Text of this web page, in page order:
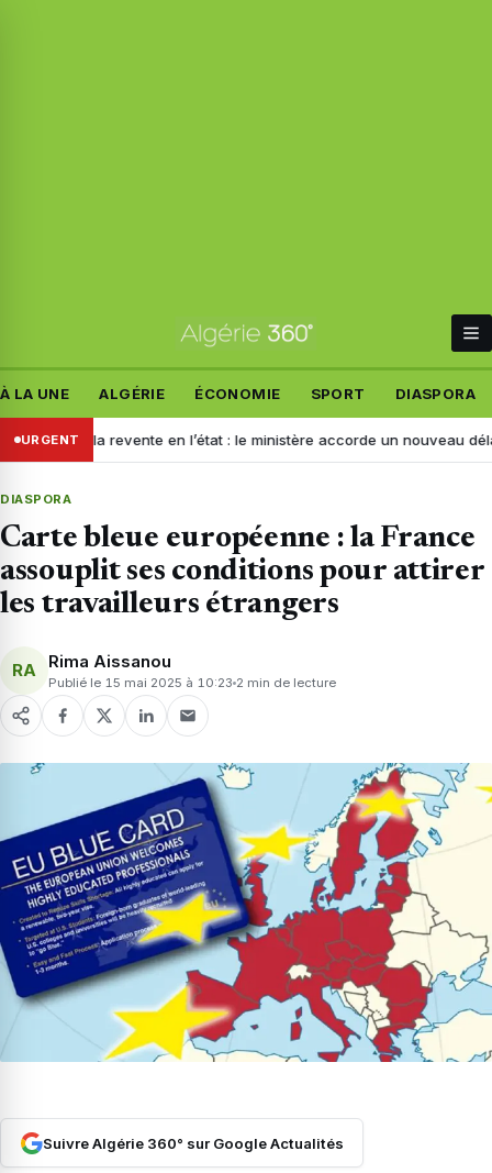
À LA UNE ALGÉRIE ÉCONOMIE SPORT DIASPORA
URGENT
pour la revente en l’état : le ministère accorde un nouveau délai aux
DIASPORA
Carte bleue européenne : la France
assouplit ses conditions pour attirer
les travailleurs étrangers
RA Rima Aissanou
Publié le 15 mai 2025 à 10:23 2 min de lecture
Suivre Algérie 360° sur Google Actualités